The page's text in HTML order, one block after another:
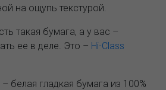
на ощупь текстурой.
такая бумага, а у вас –
ее в деле. Это – Hi-Class
белая гладкая бумага из 100%